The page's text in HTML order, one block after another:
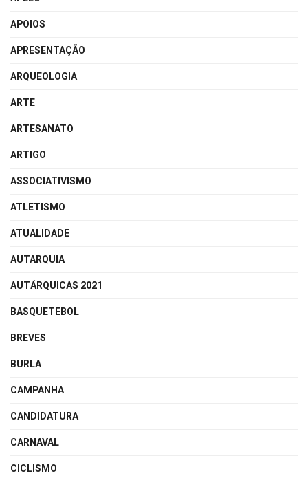
APOIOS
APRESENTAÇÃO
ARQUEOLOGIA
ARTE
ARTESANATO
ARTIGO
ASSOCIATIVISMO
ATLETISMO
ATUALIDADE
AUTARQUIA
AUTÁRQUICAS 2021
BASQUETEBOL
BREVES
BURLA
CAMPANHA
CANDIDATURA
CARNAVAL
CICLISMO